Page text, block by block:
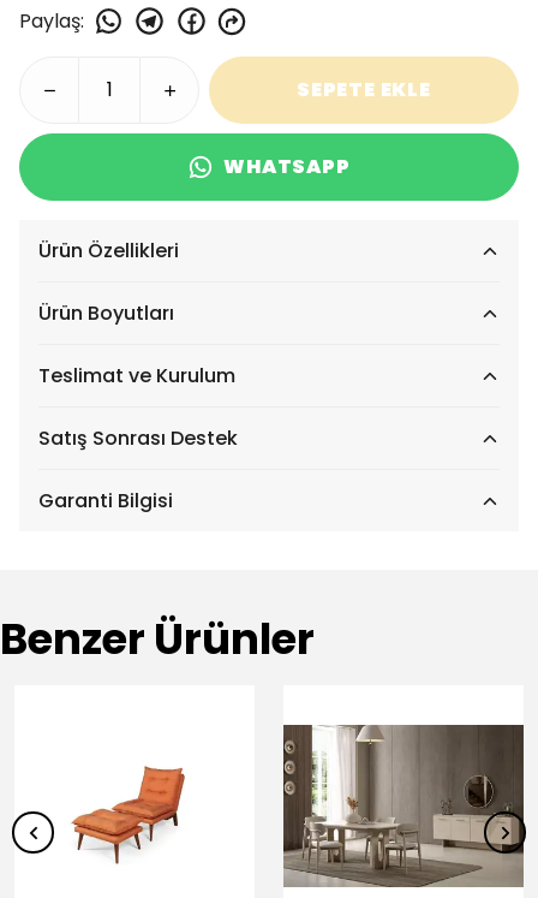
Paylaş:
SEPETE EKLE
WHATSAPP
Ürün Özellikleri
Ürün Boyutları
Teslimat ve Kurulum
Satış Sonrası Destek
Garanti Bilgisi
Benzer Ürünler